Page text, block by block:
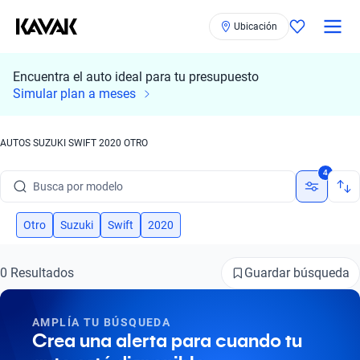
Ubicación
Encuentra el auto ideal para tu presupuesto
Simular plan a meses
AUTOS SUZUKI SWIFT 2020 OTRO
Busca por modelo
Busca por versión
Busca por marca
Busca por modelo
4
Otro Suzuki Swift 2020
0 Resultados Guardar búsqueda
AMPLÍA TU BÚSQUEDA
Crea una alerta para cuando tu